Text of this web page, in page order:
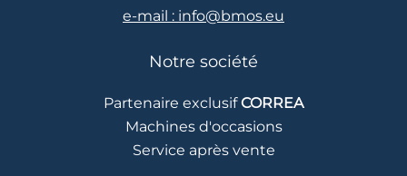
e-mail : info@bmos.eu
Notre société
Partenaire exclusifCORREA
Machines d'occasions
Service après vente